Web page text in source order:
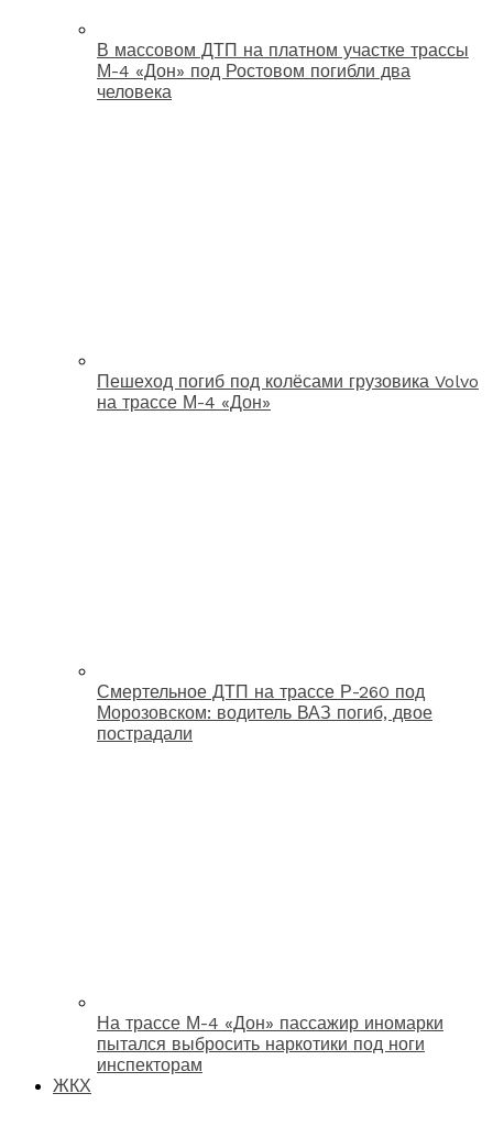
В массовом ДТП на платном участке трассы
М-4 «Дон» под Ростовом погибли два
человека
Пешеход погиб под колёсами грузовика Volvo
на трассе М-4 «Дон»
Смертельное ДТП на трассе Р-260 под
Морозовском: водитель ВАЗ погиб, двое
пострадали
На трассе М-4 «Дон» пассажир иномарки
пытался выбросить наркотики под ноги
инспекторам
ЖКХ